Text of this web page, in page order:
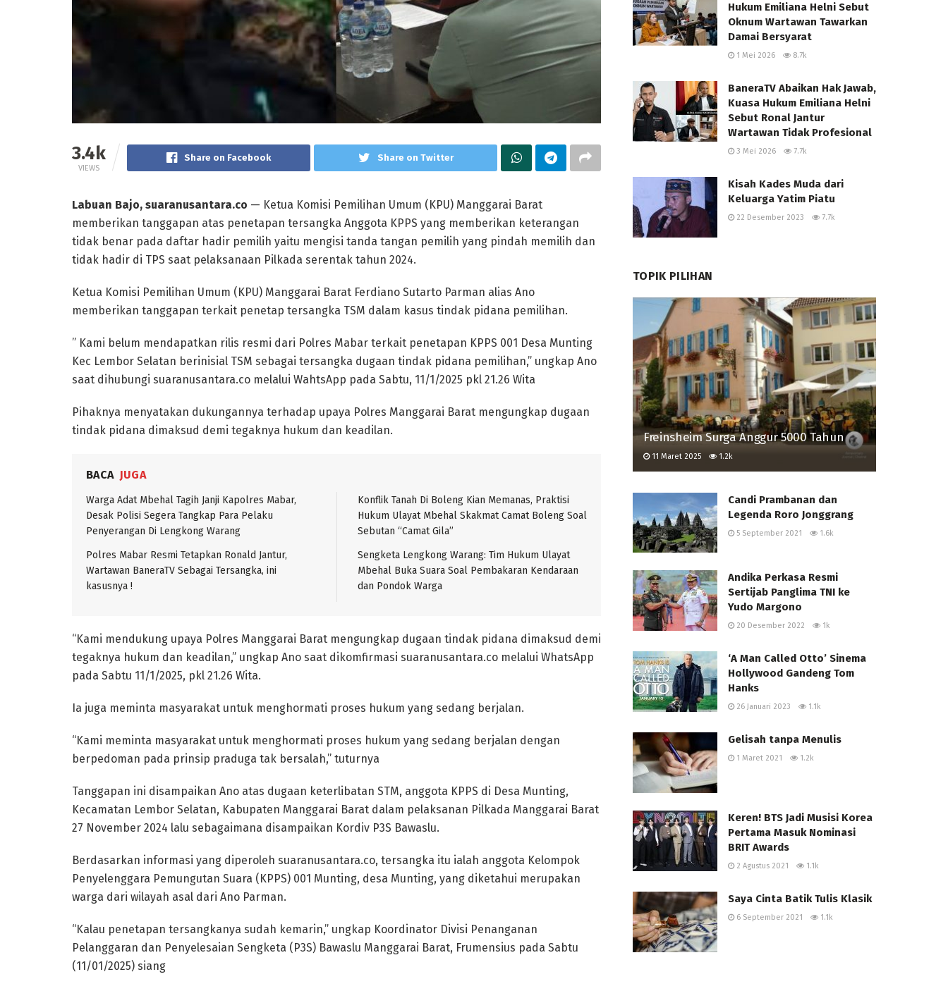
3.4k
VIEWS
Share on Facebook Share on Twitter
Labuan Bajo, suaranusantara.co — Ketua Komisi Pemilihan Umum (KPU) Manggarai Barat
memberikan tanggapan atas penetapan tersangka Anggota KPPS yang memberikan keterangan
tidak benar pada daftar hadir pemilih yaitu mengisi tanda tangan pemilih yang pindah memilih dan
tidak hadir di TPS saat pelaksanaan Pilkada serentak tahun 2024.
Ketua Komisi Pemilihan Umum (KPU) Manggarai Barat Ferdiano Sutarto Parman alias Ano
memberikan tanggapan terkait penetap tersangka TSM dalam kasus tindak pidana pemilihan.
” Kami belum mendapatkan rilis resmi dari Polres Mabar terkait penetapan KPPS 001 Desa Munting
Kec Lembor Selatan berinisial TSM sebagai tersangka dugaan tindak pidana pemilihan,” ungkap Ano
saat dihubungi suaranusantara.co melalui WahtsApp pada Sabtu, 11/1/2025 pkl 21.26 Wita
Pihaknya menyatakan dukungannya terhadap upaya Polres Manggarai Barat mengungkap dugaan
tindak pidana dimaksud demi tegaknya hukum dan keadilan.
BACA JUGA
Warga Adat Mbehal Tagih Janji Kapolres Mabar,
Desak Polisi Segera Tangkap Para Pelaku
Penyerangan Di Lengkong Warang
Polres Mabar Resmi Tetapkan Ronald Jantur,
Wartawan BaneraTV Sebagai Tersangka, ini
kasusnya !
Konflik Tanah Di Boleng Kian Memanas, Praktisi
Hukum Ulayat Mbehal Skakmat Camat Boleng Soal
Sebutan “Camat Gila”
Sengketa Lengkong Warang: Tim Hukum Ulayat
Mbehal Buka Suara Soal Pembakaran Kendaraan
dan Pondok Warga
“Kami mendukung upaya Polres Manggarai Barat mengungkap dugaan tindak pidana dimaksud demi
tegaknya hukum dan keadilan,” ungkap Ano saat dikomfirmasi suaranusantara.co melalui WhatsApp
pada Sabtu 11/1/2025, pkl 21.26 Wita.
Ia juga meminta masyarakat untuk menghormati proses hukum yang sedang berjalan.
“Kami meminta masyarakat untuk menghormati proses hukum yang sedang berjalan dengan
berpedoman pada prinsip praduga tak bersalah,” tuturnya
Tanggapan ini disampaikan Ano atas dugaan keterlibatan STM, anggota KPPS di Desa Munting,
Kecamatan Lembor Selatan, Kabupaten Manggarai Barat dalam pelaksanan Pilkada Manggarai Barat
27 November 2024 lalu sebagaimana disampaikan Kordiv P3S Bawaslu.
Berdasarkan informasi yang diperoleh suaranusantara.co, tersangka itu ialah anggota Kelompok
Penyelenggara Pemungutan Suara (KPPS) 001 Munting, desa Munting, yang diketahui merupakan
warga dari wilayah asal dari Ano Parman.
“Kalau penetapan tersangkanya sudah kemarin,” ungkap Koordinator Divisi Penanganan
Pelanggaran dan Penyelesaian Sengketa (P3S) Bawaslu Manggarai Barat, Frumensius pada Sabtu
(11/01/2025) siang
Hukum Emiliana Helni Sebut
Oknum Wartawan Tawarkan
Damai Bersyarat
1 Mei 2026 8.7k
BaneraTV Abaikan Hak Jawab,
Kuasa Hukum Emiliana Helni
Sebut Ronal Jantur
Wartawan Tidak Profesional
3 Mei 2026 7.7k
Kisah Kades Muda dari
Keluarga Yatim Piatu
22 Desember 2023 7.7k
TOPIK PILIHAN
Freinsheim Surga Anggur 5000 Tahun
11 Maret 2025 1.2k
Candi Prambanan dan
Legenda Roro Jonggrang
5 September 2021 1.6k
Andika Perkasa Resmi
Sertijab Panglima TNI ke
Yudo Margono
20 Desember 2022 1k
‘A Man Called Otto’ Sinema
Hollywood Gandeng Tom
Hanks
26 Januari 2023 1.1k
Gelisah tanpa Menulis
1 Maret 2021 1.2k
Keren! BTS Jadi Musisi Korea
Pertama Masuk Nominasi
BRIT Awards
2 Agustus 2021 1.1k
Saya Cinta Batik Tulis Klasik
6 September 2021 1.1k